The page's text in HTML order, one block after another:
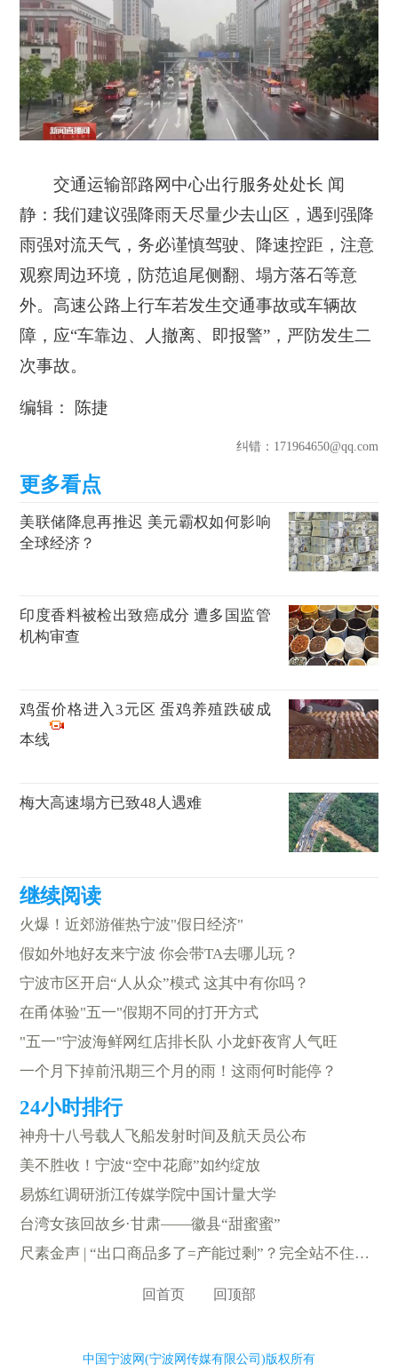
交通运输部路网中心出行服务处处长 闻
静：我们建议强降雨天尽量少去山区，遇到强降
雨强对流天气，务必谨慎驾驶、降速控距，注意
观察周边环境，防范追尾侧翻、塌方落石等意
外。高速公路上行车若发生交通事故或车辆故
障，应“车靠边、人撤离、即报警”，严防发生二
次事故。
编辑： 陈捷
纠错：171964650@qq.com
美联储降息再推迟 美元霸权如何影响
全球经济？
印度香料被检出致癌成分 遭多国监管
机构审查
鸡蛋价格进入3元区 蛋鸡养殖跌破成
本线
梅大高速塌方已致48人遇难
火爆！近郊游催热宁波"假日经济"
假如外地好友来宁波 你会带TA去哪儿玩？
宁波市区开启“人从众”模式 这其中有你吗？
在甬体验"五一"假期不同的打开方式
"五一"宁波海鲜网红店排长队 小龙虾夜宵人气旺
一个月下掉前汛期三个月的雨！这雨何时能停？
神舟十八号载人飞船发射时间及航天员公布
美不胜收！宁波“空中花廊”如约绽放
易炼红调研浙江传媒学院中国计量大学
台湾女孩回故乡·甘肃——徽县“甜蜜蜜”
尺素金声 | “出口商品多了=产能过剩”？完全站不住脚！
回首页 回顶部
中国宁波网(宁波网传媒有限公司)版权所有